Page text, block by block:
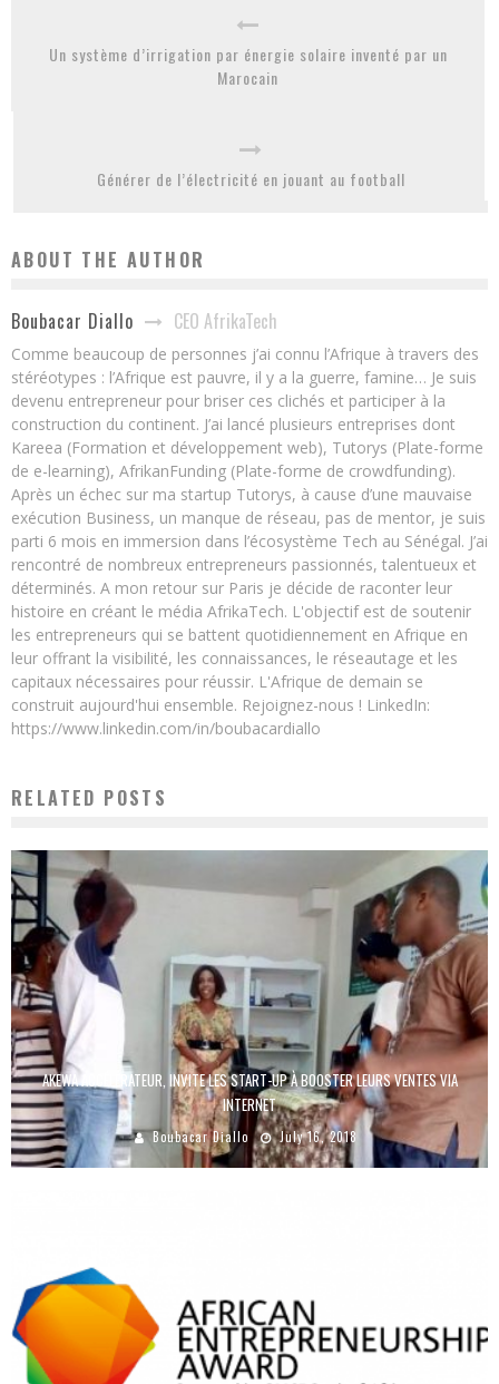
Un système d’irrigation par énergie solaire inventé par un
Marocain
Générer de l’électricité en jouant au football
ABOUT THE AUTHOR
Boubacar Diallo CEO AfrikaTech
Comme beaucoup de personnes j’ai connu l’Afrique à travers des
stéréotypes : l’Afrique est pauvre, il y a la guerre, famine… Je suis
devenu entrepreneur pour briser ces clichés et participer à la
construction du continent. J’ai lancé plusieurs entreprises dont
Kareea (Formation et développement web), Tutorys (Plate-forme
de e-learning), AfrikanFunding (Plate-forme de crowdfunding).
Après un échec sur ma startup Tutorys, à cause d’une mauvaise
exécution Business, un manque de réseau, pas de mentor, je suis
parti 6 mois en immersion dans l’écosystème Tech au Sénégal. J’ai
rencontré de nombreux entrepreneurs passionnés, talentueux et
déterminés. A mon retour sur Paris je décide de raconter leur
histoire en créant le média AfrikaTech. L'objectif est de soutenir
les entrepreneurs qui se battent quotidiennement en Afrique en
leur offrant la visibilité, les connaissances, le réseautage et les
capitaux nécessaires pour réussir. L'Afrique de demain se
construit aujourd'hui ensemble. Rejoignez-nous ! LinkedIn:
https://www.linkedin.com/in/boubacardiallo
RELATED POSTS
AKEWA ACCÉLÉRATEUR, INVITE LES START-UP À BOOSTER LEURS VENTES VIA
INTERNET
Boubacar Diallo July 16, 2018